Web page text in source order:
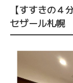
【すすきの４
セザール札幌